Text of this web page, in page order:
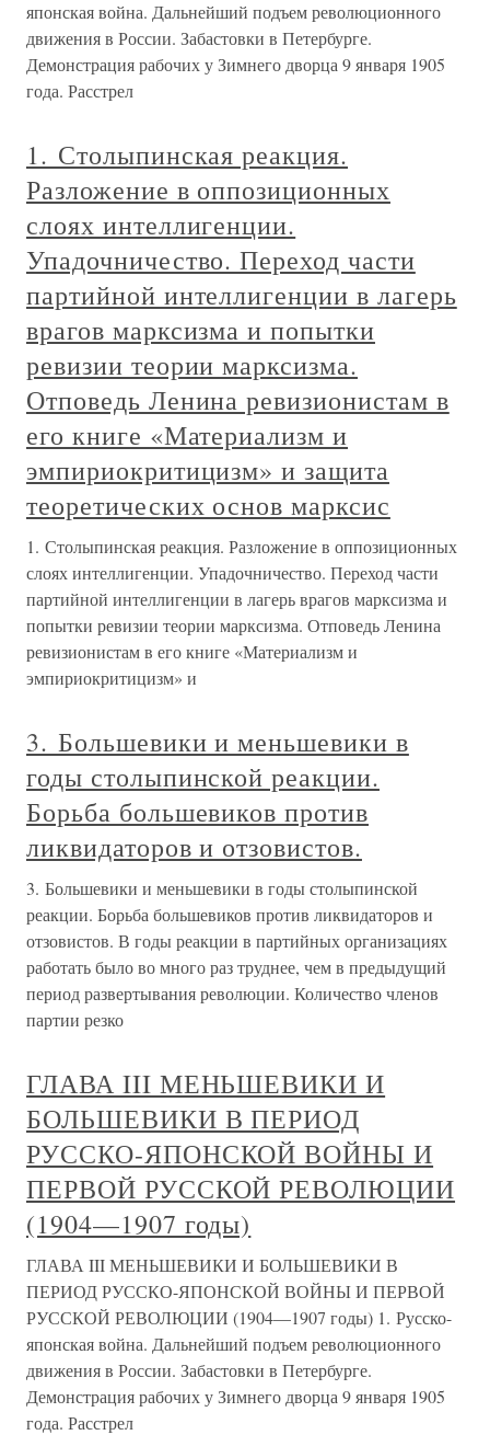
японская война. Дальнейший подъем революционного
движения в России. Забастовки в Петербурге.
Демонстрация рабочих у Зимнего дворца 9 января 1905
года. Расстрел
1. Столыпинская реакция.
Разложение в оппозиционных
слоях интеллигенции.
Упадочничество. Переход части
партийной интеллигенции в лагерь
врагов марксизма и попытки
ревизии теории марксизма.
Отповедь Ленина ревизионистам в
его книге «Материализм и
эмпириокритицизм» и защита
теоретических основ марксис
1. Столыпинская реакция. Разложение в оппозиционных
слоях интеллигенции. Упадочничество. Переход части
партийной интеллигенции в лагерь врагов марксизма и
попытки ревизии теории марксизма. Отповедь Ленина
ревизионистам в его книге «Материализм и
эмпириокритицизм» и
3. Большевики и меньшевики в
годы столыпинской реакции.
Борьба большевиков против
ликвидаторов и отзовистов.
3. Большевики и меньшевики в годы столыпинской
реакции. Борьба большевиков против ликвидаторов и
отзовистов. В годы реакции в партийных организациях
работать было во много раз труднее, чем в предыдущий
период развертывания революции. Количество членов
партии резко
ГЛАВА III МЕНЬШЕВИКИ И
БОЛЬШЕВИКИ В ПЕРИОД
РУССКО-ЯПОНСКОЙ ВОЙНЫ И
ПЕРВОЙ РУССКОЙ РЕВОЛЮЦИИ
(1904—1907 годы)
ГЛАВА III МЕНЬШЕВИКИ И БОЛЬШЕВИКИ В
ПЕРИОД РУССКО-ЯПОНСКОЙ ВОЙНЫ И ПЕРВОЙ
РУССКОЙ РЕВОЛЮЦИИ (1904—1907 годы) 1. Русско-
японская война. Дальнейший подъем революционного
движения в России. Забастовки в Петербурге.
Демонстрация рабочих у Зимнего дворца 9 января 1905
года. Расстрел